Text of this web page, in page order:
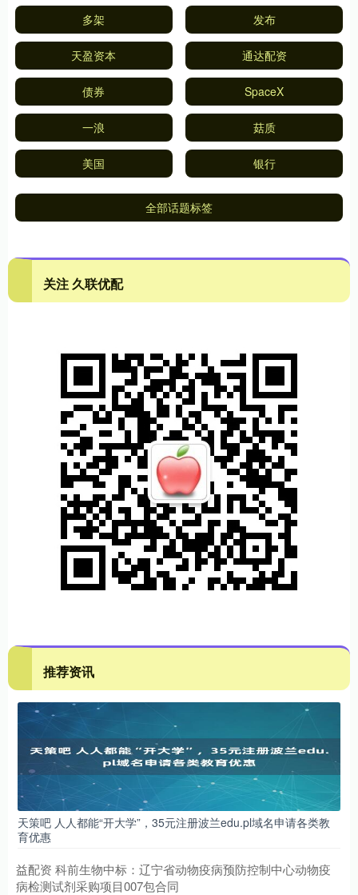
多架 发布
天盈资本 通达配资
债券 SpaceX
一浪 菇质
美国 银行
全部话题标签
关注 久联优配
推荐资讯
天策吧 人人都能“开大学”，35元注册波兰edu.pl域名申请各类教
育优惠
益配资 科前生物中标：辽宁省动物疫病预防控制中心动物疫
病检测试剂采购项目007包合同